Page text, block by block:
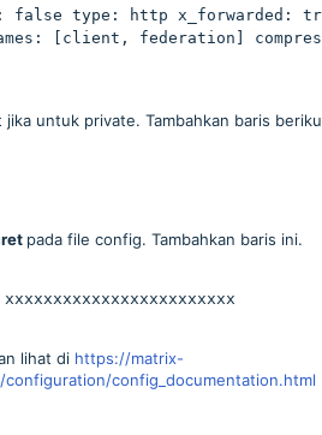
type: http x_forwarded:
[client, federation]
untuk private. Tambahkan baris
pada file config. Tambahkan baris ini.
lihat di https://matrix-
config_documentation.html